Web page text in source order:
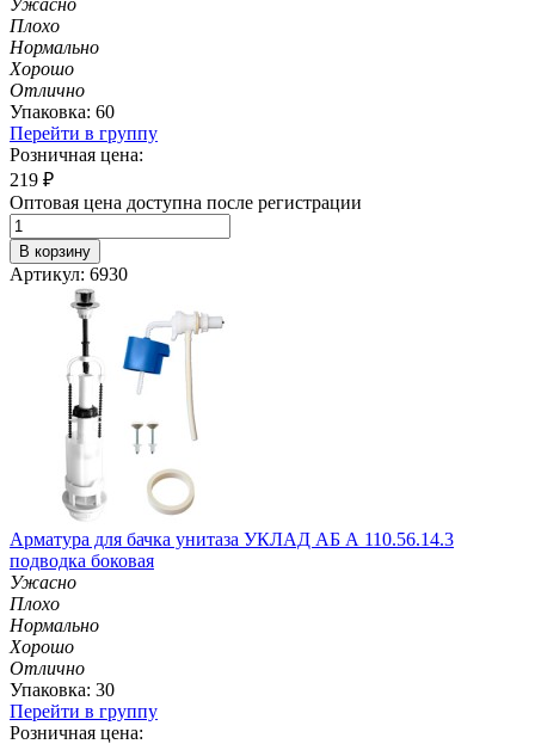
Плохо
Нормально
Хорошо
Отлично
Упаковка: 60
Перейти в группу
Розничная цена:
219 ₽
Оптовая цена доступна после регистрации
В корзину
Артикул: 6930
Арматура для бачка унитаза УКЛАД АБ А 110.56.14.3
подводка боковая
Ужасно
Плохо
Нормально
Хорошо
Отлично
Упаковка: 30
Перейти в группу
Розничная цена: